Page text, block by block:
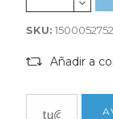
SKU: 1500052752
Añadir a